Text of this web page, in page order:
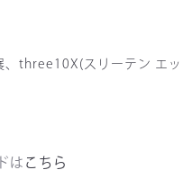
three10X(スリーテン エッ
は こちら